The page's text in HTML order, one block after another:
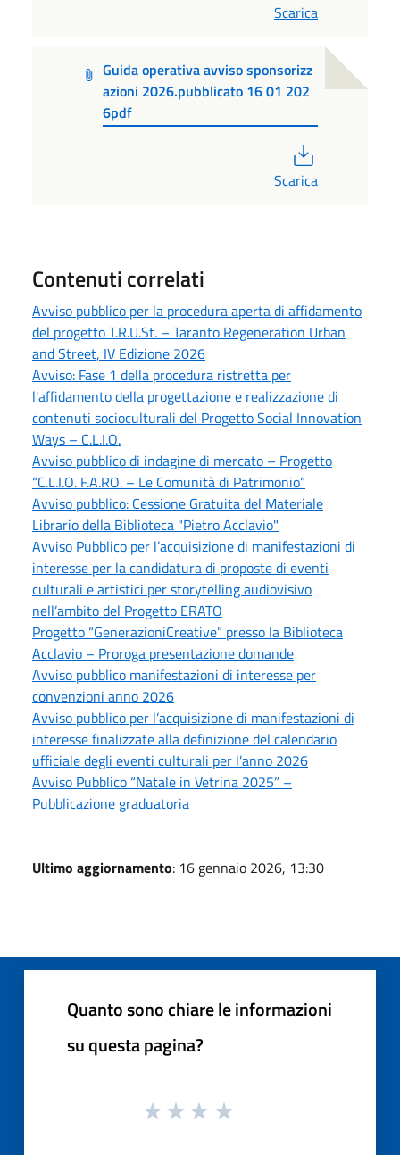
Scarica
Guida operativa avviso sponsorizz
azioni 2026.pubblicato 16 01 202
6pdf
Scarica
Contenuti correlati
Avviso pubblico per la procedura aperta di affidamento
del progetto T.R.U.St. – Taranto Regeneration Urban
and Street, IV Edizione 2026
Avviso: Fase 1 della procedura ristretta per
l'affidamento della progettazione e realizzazione di
contenuti socioculturali del Progetto Social Innovation
Ways – C.L.I.O.
Avviso pubblico di indagine di mercato – Progetto
“C.L.I.O. F.A.RO. – Le Comunità di Patrimonio”
Avviso pubblico: Cessione Gratuita del Materiale
Librario della Biblioteca "Pietro Acclavio"
Avviso Pubblico per l’acquisizione di manifestazioni di
interesse per la candidatura di proposte di eventi
culturali e artistici per storytelling audiovisivo
nell’ambito del Progetto ERATO
Progetto “GenerazioniCreative” presso la Biblioteca
Acclavio – Proroga presentazione domande
Avviso pubblico manifestazioni di interesse per
convenzioni anno 2026
Avviso pubblico per l’acquisizione di manifestazioni di
interesse finalizzate alla definizione del calendario
ufficiale degli eventi culturali per l’anno 2026
Avviso Pubblico “Natale in Vetrina 2025” –
Pubblicazione graduatoria
Ultimo aggiornamento: 16 gennaio 2026, 13:30
Quanto sono chiare le informazioni
su questa pagina?